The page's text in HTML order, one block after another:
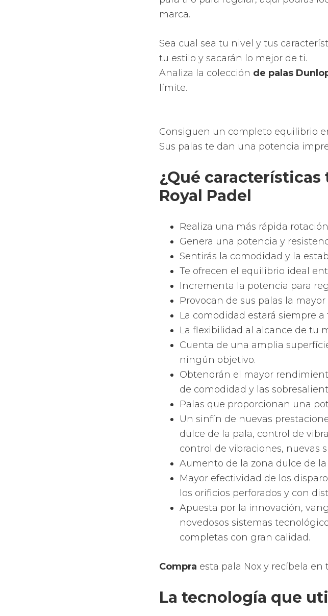
Esta es tu web si quieres conseguir
para tí o para regalar, aquí podrás
marca.
Sea cual sea tu nivel y tus
tu estilo y sacarán lo mejor de ti.
Analiza la colecciónde palas
límite.
Consiguen un completo equilibrio
¿Qué
Royal Padel